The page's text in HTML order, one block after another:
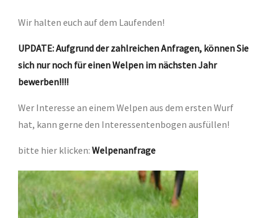
Wir halten euch auf dem Laufenden!
UPDATE: Aufgrund der zahlreichen Anfragen, können Sie
sich nur noch für einen Welpen im nächsten Jahr
bewerben!!!!
Wer Interesse an einem Welpen aus dem ersten Wurf
hat, kann gerne den Interessentenbogen ausfüllen!
bitte hier klicken: Welpenanfrage